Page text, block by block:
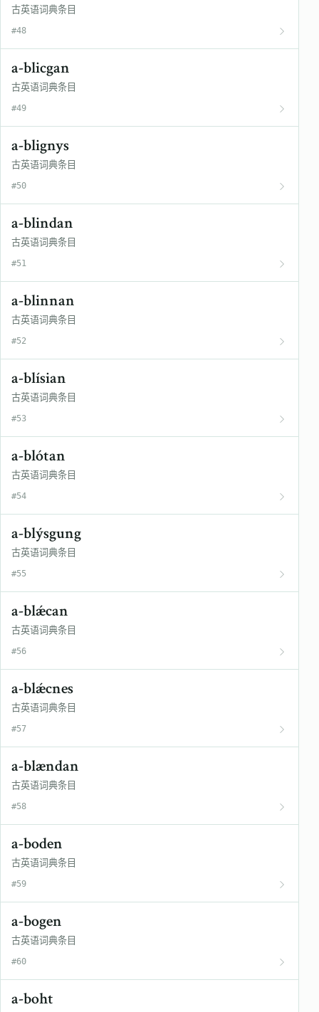
古英语词典条目
#48
a-blicgan
古英语词典条目
#49
a-blignys
古英语词典条目
#50
a-blindan
古英语词典条目
#51
a-blinnan
古英语词典条目
#52
a-blísian
古英语词典条目
#53
a-blótan
古英语词典条目
#54
a-blýsgung
古英语词典条目
#55
a-blǽcan
古英语词典条目
#56
a-blǽcnes
古英语词典条目
#57
a-blændan
古英语词典条目
#58
a-boden
古英语词典条目
#59
a-bogen
古英语词典条目
#60
a-boht